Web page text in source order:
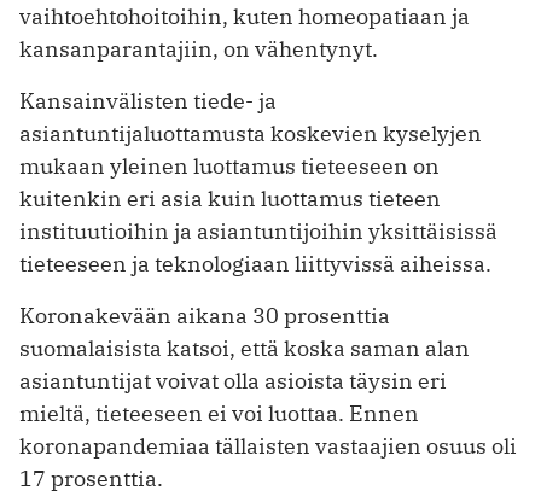
vaihtoehtohoitoihin, kuten homeopatiaan ja
kansanparantajiin, on vähentynyt.
Kansainvälisten tiede- ja
asiantuntijaluottamusta koskevien kyselyjen
mukaan yleinen luottamus tieteeseen on
kuitenkin eri asia kuin luottamus tieteen
instituutioihin ja asiantuntijoihin yksittäisissä
tieteeseen ja teknologiaan liittyvissä aiheissa.
Koronakevään aikana 30 prosenttia
suomalaisista katsoi, että koska saman alan
asiantuntijat voivat olla asioista täysin eri
mieltä, tieteeseen ei voi luottaa. Ennen
koronapandemiaa tällaisten vastaajien osuus oli
17 prosenttia.